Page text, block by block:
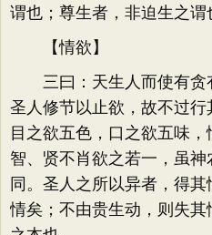
谓也；尊生者，非迫生之谓
【情欲】
三曰：天生人而使有贪
圣人修节以止欲，故不过行
目之欲五色，口之欲五味
智、贤不肖欲之若一，虽
同。圣人之所以异者，得
情矣；不由贵生动，则失